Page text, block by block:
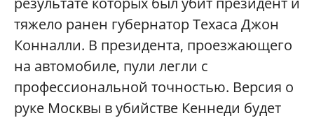
тяжело ранен губернатор Техаса Джон
Конналли. В президента, проезжающего
на автомобиле, пули легли с
профессиональной точностью. Версия о
руке Москвы в убийстве Кеннеди будет